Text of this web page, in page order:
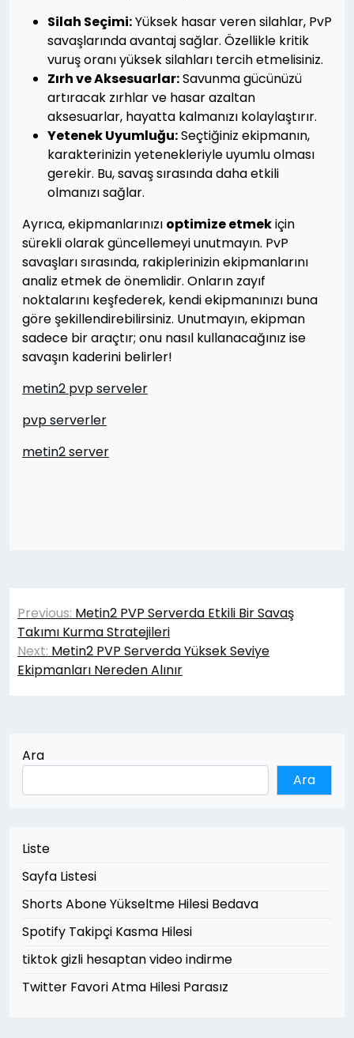
Silah Seçimi:Yüksek hasar veren silahlar, PvP
savaşlarında avantaj sağlar. Özellikle kritik
vuruş oranı yüksek silahları tercih etmelisiniz.
Zırh ve Aksesuarlar:Savunma gücünüzü
artıracak zırhlar ve hasar azaltan
aksesuarlar, hayatta kalmanızı kolaylaştırır.
Yetenek Uyumluğu:Seçtiğiniz ekipmanın,
karakterinizin yetenekleriyle uyumlu olması
gerekir. Bu, savaş sırasında daha etkili
olmanızı sağlar.
Ayrıca, ekipmanlarınızı optimize etmekiçin
sürekli olarak güncellemeyi unutmayın. PvP
savaşları sırasında, rakiplerinizin ekipmanlarını
analiz etmek de önemlidir. Onların zayıf
noktalarını keşfederek, kendi ekipmanınızı buna
göre şekillendirebilirsiniz. Unutmayın, ekipman
sadece bir araçtır; onu nasıl kullanacağınız ise
savaşın kaderini belirler!
metin2 pvp serveler
pvp serverler
metin2 server
Yazı
gezinmesi
Previous: Metin2 PVP Serverda Etkili Bir Savaş
Takımı Kurma Stratejileri
Next: Metin2 PVP Serverda Yüksek Seviye
Ekipmanları Nereden Alınır
Ara
Ara
Liste
Sayfa Listesi
Shorts Abone Yükseltme Hilesi Bedava
Spotify Takipçi Kasma Hilesi
tiktok gizli hesaptan video indirme
Twitter Favori Atma Hilesi Parasız